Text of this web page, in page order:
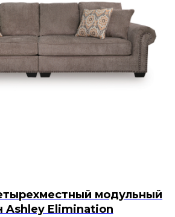
модульный
Ashley Elimination